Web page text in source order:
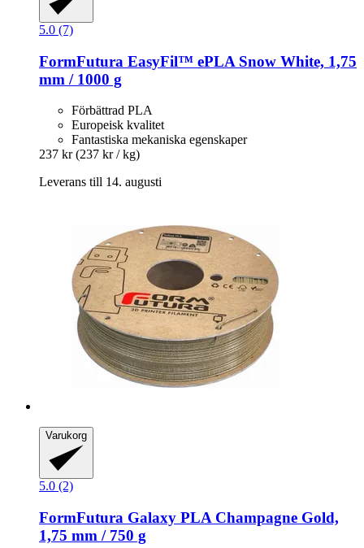
5.0 (7)
FormFutura EasyFil™ ePLA Snow White, 1,75
mm / 1000 g
Förbättrad PLA
Europeisk kvalitet
Fantastiska mekaniska egenskaper
237 kr (237 kr / kg)
Leverans till 14. augusti
Varukorg
5.0 (2)
FormFutura Galaxy PLA Champagne Gold,
1,75 mm / 750 g